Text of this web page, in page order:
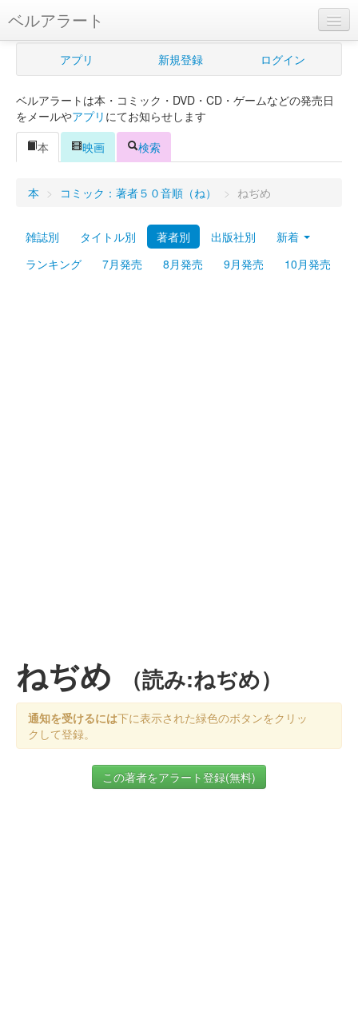
ベルアラート
ベルアラートとは
新規登録
ログイン
Myシェルフ
プレミアム
アプリ 新規登録 ログイン
ベルアラートは本・コミック・DVD・CD・ゲームなどの発売日
をメールやアプリ にてお知らせします
本
映画 検索
本 > コミック：著者５０音順（ね） > ねぢめ
雑誌別 タイトル別 著者別 出版社別
新着
ランキング
7月発売 8月発売 9月発売 10月発売
ねぢめ （読み:ねぢめ）
通知を受けるには下に表示された緑色のボタンをクリッ
クして登録。
この著者をアラート登録(無料)